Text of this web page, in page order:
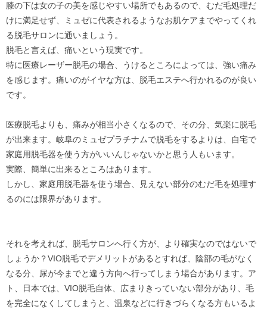
膝の下は女の子の美を感じやすい場所でもあるので、むだ毛処理だ
けに満足せず、ミュゼに代表されるようなお肌ケアまでやってくれ
る脱毛サロンに通いましょう。
脱毛と言えば、痛いという現実です。
特に医療レーザー脱毛の場合、うけるところによっては、強い痛み
を感じます。痛いのがイヤな方は、脱毛エステへ行かれるのが良い
です。
医療脱毛よりも、痛みが相当小さくなるので、その分、気楽に脱毛
が出来ます。岐阜のミュゼプラチナムで脱毛をするよりは、自宅で
家庭用脱毛器を使う方がいいんじゃないかと思う人もいます。
実際、簡単に出来るところはあります。
しかし、家庭用脱毛器を使う場合、見えない部分のむだ毛を処理す
るのには限界があります。
それを考えれば、脱毛サロンへ行く方が、より確実なのではないで
しょうか？VIO脱毛でデメリットがあるとすれば、陰部の毛がなく
なる分、尿が今までと違う方向へ行ってしまう場合があります。ア
ト、日本では、VIO脱毛自体、広まりきっていない部分があり、毛
を完全になくしてしまうと、温泉などに行きづらくなる方もいるよ